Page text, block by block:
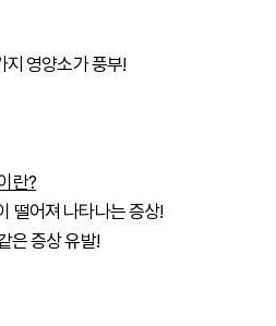
지 영양소가 풍부!
란?
떨어져 나타나는 증상!
은 증상 유발!